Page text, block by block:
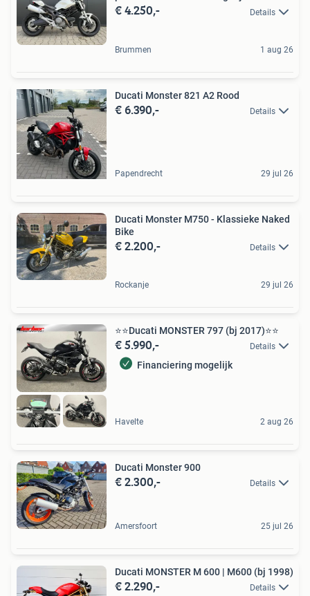
€ 4.250,- Details
Brummen 1 aug 26
Ducati Monster 821 A2 Rood
€ 6.390,- Details
Papendrecht 29 jul 26
Ducati Monster M750 - Klassieke Naked
Bike
€ 2.200,- Details
Rockanje 29 jul 26
⭐️⭐Ducati MONSTER 797 (bj 2017)⭐️⭐
€ 5.990,- Details
Financiering mogelijk
Havelte 2 aug 26
Ducati Monster 900
€ 2.300,- Details
Amersfoort 25 jul 26
Ducati MONSTER M 600 | M600 (bj 1998)
€ 2.290,- Details